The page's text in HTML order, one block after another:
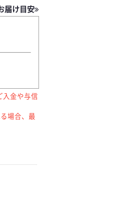
届け目安
金や与信
場合、最